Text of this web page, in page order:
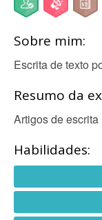
Sobre mim:
Escrita de texto
Resumo da
Artigos de escrita
Habilidades: